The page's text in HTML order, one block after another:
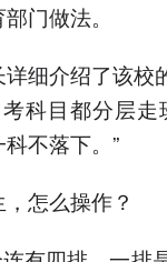
门做法。
细介绍了该
科目都分层
不落下。”
怎么操作？